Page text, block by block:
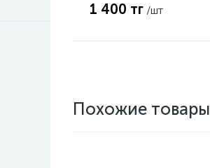
1 400 тг /шт
Похожие товары